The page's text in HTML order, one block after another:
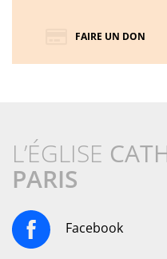
FAIRE UN DON
L’ÉGLISE
PARIS
Facebook